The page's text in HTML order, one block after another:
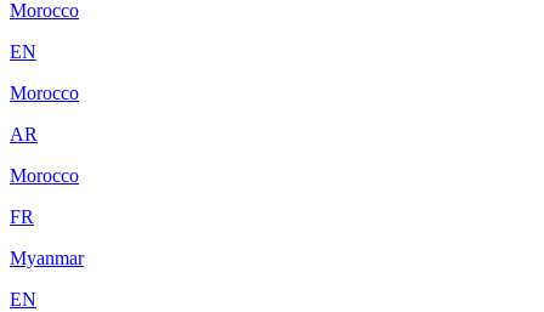
Morocco
EN
Morocco
AR
Morocco
FR
Myanmar
EN